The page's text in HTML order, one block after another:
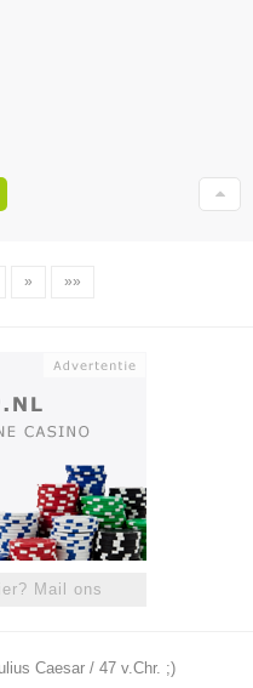
» »»
Mail ons
Caesar / 47 v.Chr. ;)